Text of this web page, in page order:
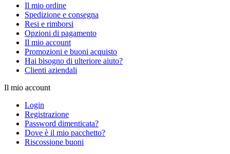
Il mio ordine
Spedizione e consegna
Resi e rimborsi
Opzioni di pagamento
Il mio account
Promozioni e buoni acquisto
Hai bisogno di ulteriore aiuto?
Clienti aziendali
Il mio account
Login
Registrazione
Password dimenticata?
Dove è il mio pacchetto?
Riscossione buoni